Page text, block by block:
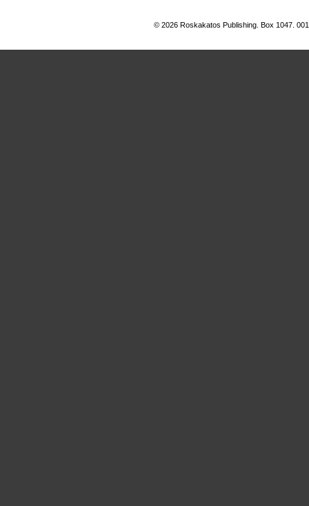
© 2026 Roskakatos Publishing. Box 1047.